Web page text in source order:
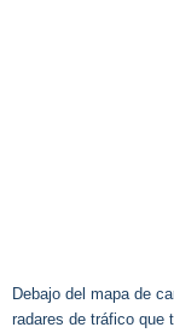
Debajo del mapa de
radares de tráfico que